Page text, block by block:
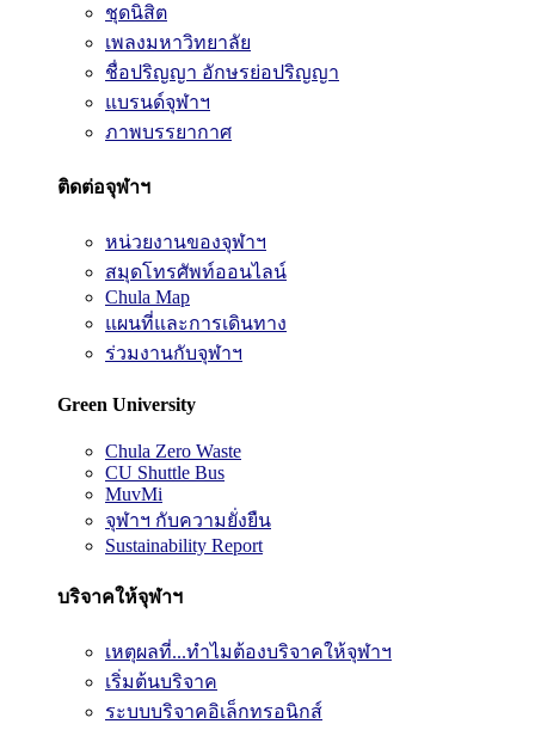
ชุดนิสิต
เพลงมหาวิทยาลัย
ชื่อปริญญา อักษรย่อปริญญา
แบรนด์จุฬาฯ
ภาพบรรยากาศ
ติดต่อจุฬาฯ
หน่วยงานของจุฬาฯ
สมุดโทรศัพท์ออนไลน์
Chula Map
แผนที่และการเดินทาง
ร่วมงานกับจุฬาฯ
Green University
Chula Zero Waste
CU Shuttle Bus
MuvMi
จุฬาฯ กับความยั่งยืน
Sustainability Report
บริจาคให้จุฬาฯ
เหตุผลที่...ทำไมต้องบริจาคให้จุฬาฯ
เริ่มต้นบริจาค
ระบบบริจาคอิเล็กทรอนิกส์